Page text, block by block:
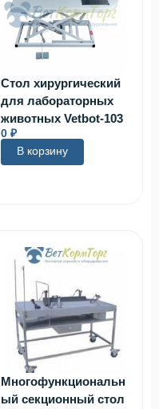
Стол хирургический
для лабораторных
животных Vetbot-103
0 ₽
В корзину
Многофункциональн
ый секционный стол